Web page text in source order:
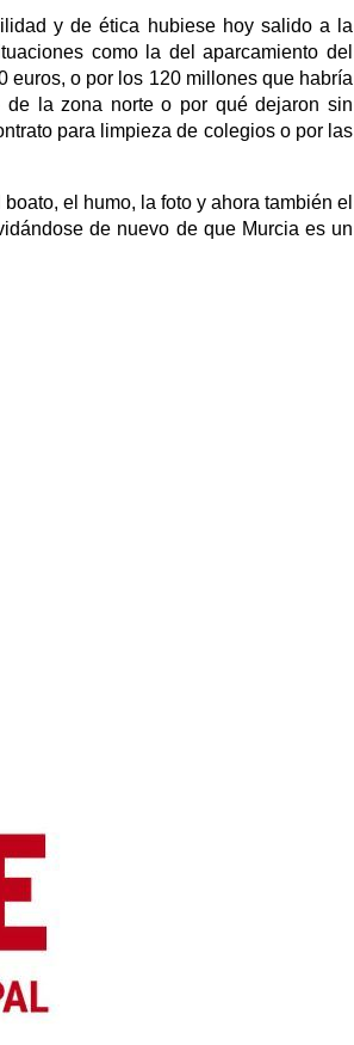
y de ética hubiese hoy salido a la
como la del aparcamiento del
euros, o por los 120 millones que habría
de la zona norte o por qué dejaron sin
para limpieza de colegios o por las
el humo, la foto y ahora también el
de nuevo de que Murcia es un